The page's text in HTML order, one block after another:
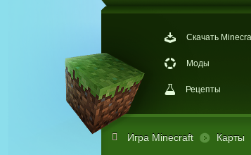
Скачать
Моды
Рецепты
Игра Minecraft Карты